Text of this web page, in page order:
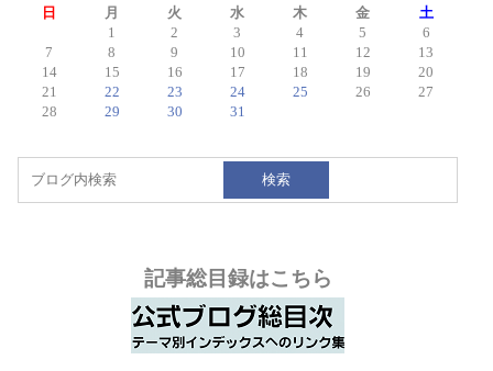
日
月 火 水 木 金
土
1
2 3 4 5
6
7
8 9 10 11 12
13
14
15 16 17 18 19
20
21
22 23 24 25 26
27
28
29 30 31
検索
記事総目録はこちら